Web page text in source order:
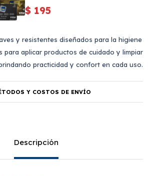
$ 195
y resistentes diseñados para la higiene
para aplicar productos de cuidado y limpiar
practicidad y confort en cada uso.
Y COSTOS DE ENVÍO
Descripción